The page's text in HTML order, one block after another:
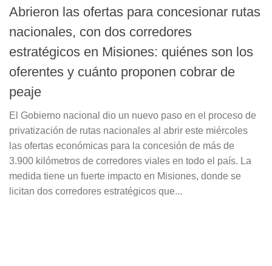
Abrieron las ofertas para concesionar rutas
nacionales, con dos corredores
estratégicos en Misiones: quiénes son los
oferentes y cuánto proponen cobrar de
peaje
El Gobierno nacional dio un nuevo paso en el proceso de
privatización de rutas nacionales al abrir este miércoles
las ofertas económicas para la concesión de más de
3.900 kilómetros de corredores viales en todo el país. La
medida tiene un fuerte impacto en Misiones, donde se
licitan dos corredores estratégicos que...